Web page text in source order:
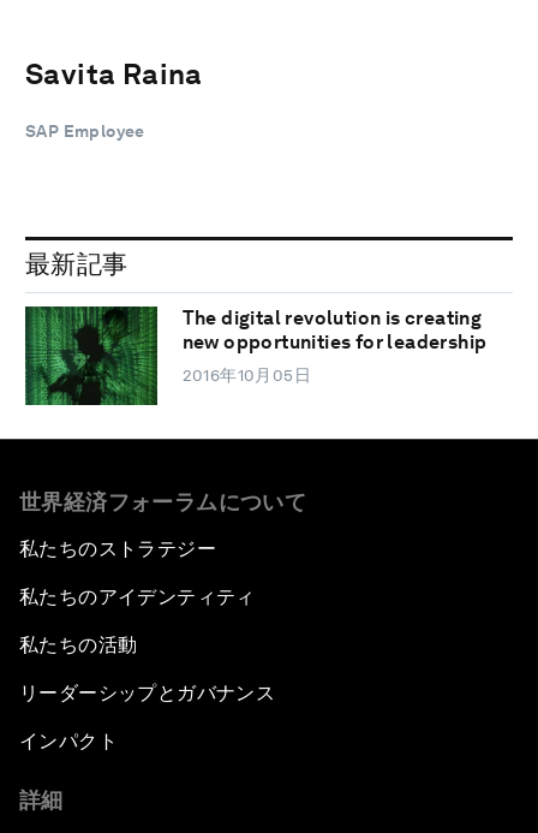
Savita Raina
SAP Employee
最新記事
The digital revolution is creating
new opportunities for leadership
2016年10月05日
世界経済フォーラムについて
私たちのストラテジー
私たちのアイデンティティ
私たちの活動
リーダーシップとガバナンス
インパクト
詳細